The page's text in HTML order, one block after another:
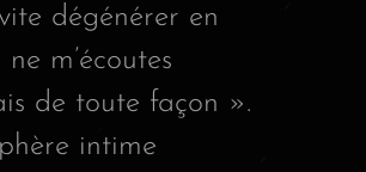
dégénérer en
m’écoutes
de toute façon ».
intime